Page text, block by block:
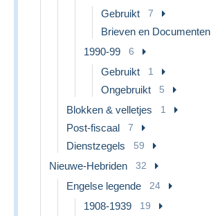
Gebruikt 7
Brieven en Documenten
1990-99 6
Gebruikt 1
Ongebruikt 5
Blokken & velletjes 1
Post-fiscaal 7
Dienstzegels 59
Nieuwe-Hebriden 32
Engelse legende 24
1908-1939 19